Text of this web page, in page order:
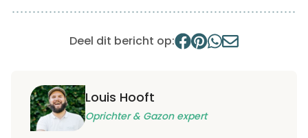
Deel dit bericht op:
Louis Hooft
Oprichter & Gazon expert